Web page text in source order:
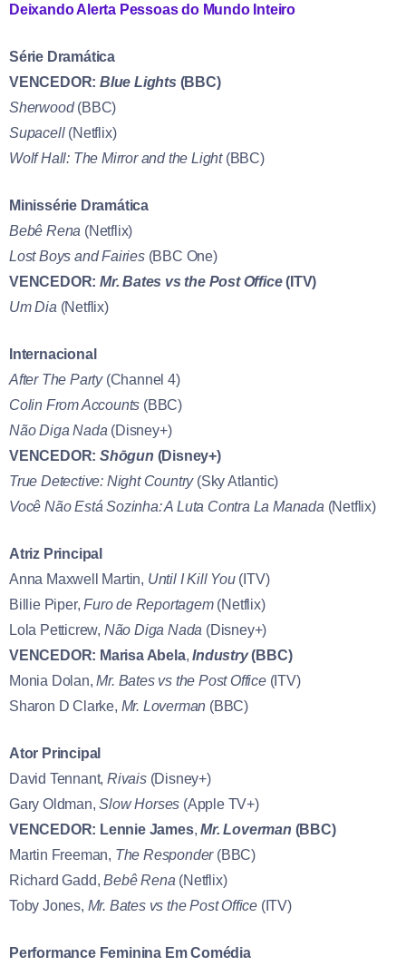
Deixando Alerta Pessoas do Mundo Inteiro
Série Dramática
VENCEDOR: Blue Lights (BBC)
Sherwood(BBC)
Supacell(Netflix)
Wolf Hall: The Mirror and the Light(BBC)
Minissérie Dramática
Bebê Rena (Netflix)
Lost Boys and Fairies(BBC One)
VENCEDOR: Mr. Bates vs the Post Office(ITV)
Um Dia (Netflix)
Internacional
After The Party(Channel 4)
Colin From Accounts (BBC)
Não Diga Nada (Disney+)
VENCEDOR: Shōgun (Disney+)
True Detective: Night Country(Sky Atlantic)
Você Não Está Sozinha: A Luta Contra La Manada (Netflix)
Atriz Principal
Anna Maxwell Martin, Until I Kill You(ITV)
Billie Piper,Furo de Reportagem (Netflix)
Lola Petticrew, Não Diga Nada (Disney+)
VENCEDOR: Marisa Abela,Industry(BBC)
Monia Dolan,Mr. Bates vs the Post Office(ITV)
Sharon D Clarke, Mr. Loverman (BBC)
Ator Principal
David Tennant, Rivais(Disney+)
Gary Oldman,Slow Horses (Apple TV+)
VENCEDOR: Lennie James,Mr. Loverman (BBC)
Martin Freeman, The Responder(BBC)
Richard Gadd,Bebê Rena (Netflix)
Toby Jones, Mr. Bates vs the Post Office (ITV)
Performance Feminina Em Comédia